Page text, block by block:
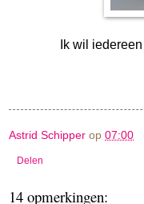
Ik wil
Astrid Schipper op 07:00
Delen
14 opmerkingen: